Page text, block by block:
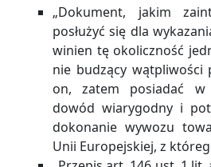
„Dokument, jakim
posłużyć się dla
winien tę okoliczność
nie budzący wątpliwości
on, zatem posiadać w
dowód wiarygodny i
dokonanie wywozu
Unii Europejskiej, z